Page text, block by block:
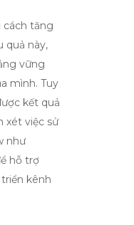
cách tăng
quả này,
vững
mình. Tuy
kết quả
xét việc sử
như
hỗ trợ
kênh